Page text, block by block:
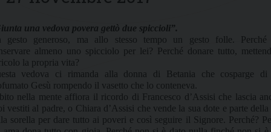
una vedova povera gettò due spiccioli”.
gesto generoso, ma allo stesso tempo un gesto folle. Perché
almeno uno spicciolo per lei? Perché donare tutto,
la propria vita?
vedova ci rimanda alla donna di Betania che cosparge
Gesù rompendo il vasetto che lo conteneva.
nella mente affiora il ricordo di Francesco d’Assisi che lascia
vestiti al padre, o Chiara d’Assisi che vende la sua dote e parte della
sorella per dare tutto ai poveri e così seguire il Signore. Perché?